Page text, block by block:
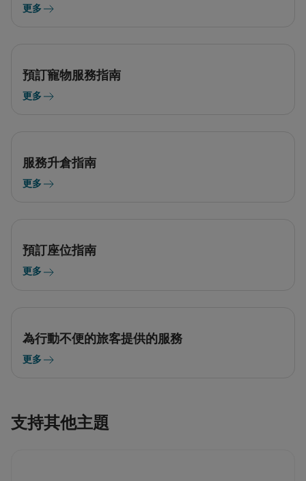
更多
預訂寵物服務指南
更多
服務升倉指南
更多
預訂座位指南
更多
為行動不便的旅客提供的服務
更多
支持其他主題